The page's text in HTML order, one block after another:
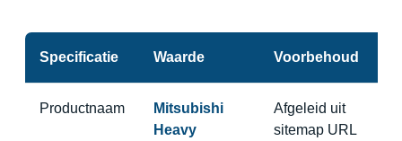
Specificatie Waarde Voorbehoud
Productnaam
Mitsubishi
Heavy
Afgeleid uit
sitemap URL